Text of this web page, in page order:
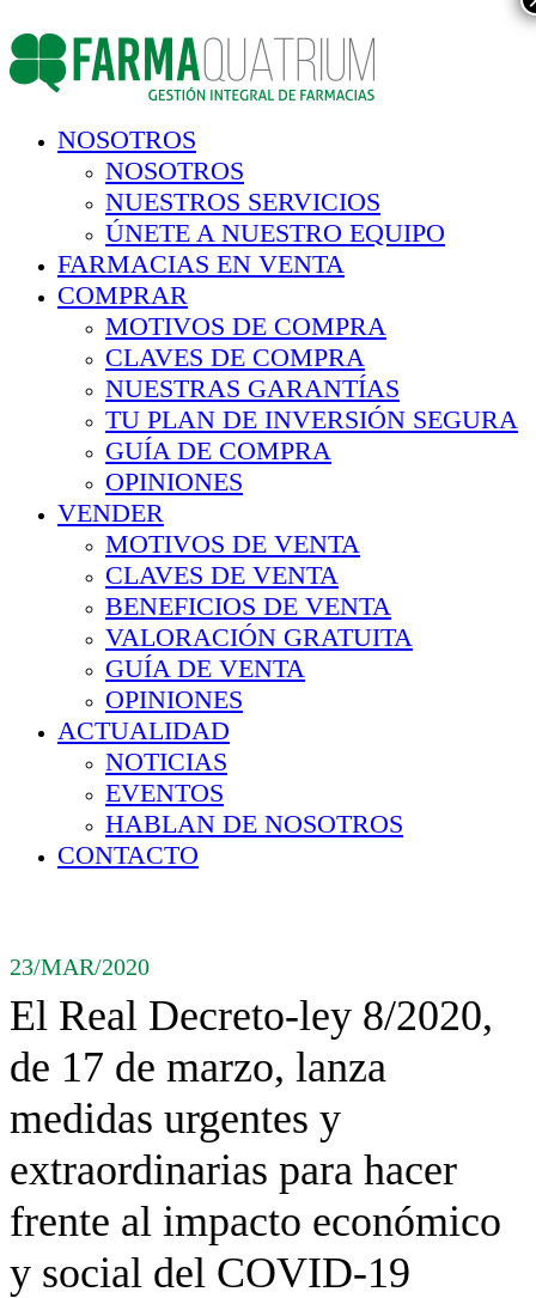
NOSOTROS
NOSOTROS
NUESTROS SERVICIOS
ÚNETE A NUESTRO EQUIPO
FARMACIAS EN VENTA
COMPRAR
MOTIVOS DE COMPRA
CLAVES DE COMPRA
NUESTRAS GARANTÍAS
TU PLAN DE INVERSIÓN SEGURA
GUÍA DE COMPRA
OPINIONES
VENDER
MOTIVOS DE VENTA
CLAVES DE VENTA
BENEFICIOS DE VENTA
VALORACIÓN GRATUITA
GUÍA DE VENTA
OPINIONES
ACTUALIDAD
NOTICIAS
EVENTOS
HABLAN DE NOSOTROS
CONTACTO
23/MAR/2020
El Real Decreto-ley 8/2020,
de 17 de marzo, lanza
medidas urgentes y
extraordinarias para hacer
frente al impacto económico
y social del COVID-19